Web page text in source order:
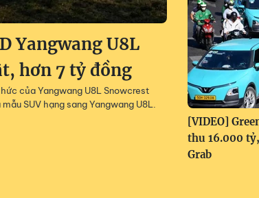
Yangwang U8L
hơn 7 tỷ đồng
của Yangwang U8L Snowcrest
SUV hạng sang Yangwang U8L.
[VIDEO]
thu 16.000
Grab